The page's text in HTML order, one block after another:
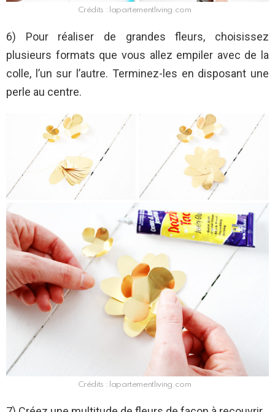
Crédits : lapartementliving.com
6) Pour réaliser de grandes fleurs, choisissez
plusieurs formats que vous allez empiler avec de la
colle, l’un sur l’autre. Terminez-les en disposant une
perle au centre.
Crédits : lapartementliving.com